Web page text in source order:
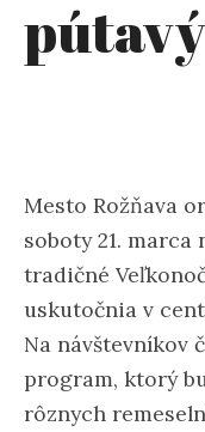
Mesto Rožňava
soboty 21. marca
tradičné
uskutočnia v
Na návštevníkov
program, ktorý
rôznych